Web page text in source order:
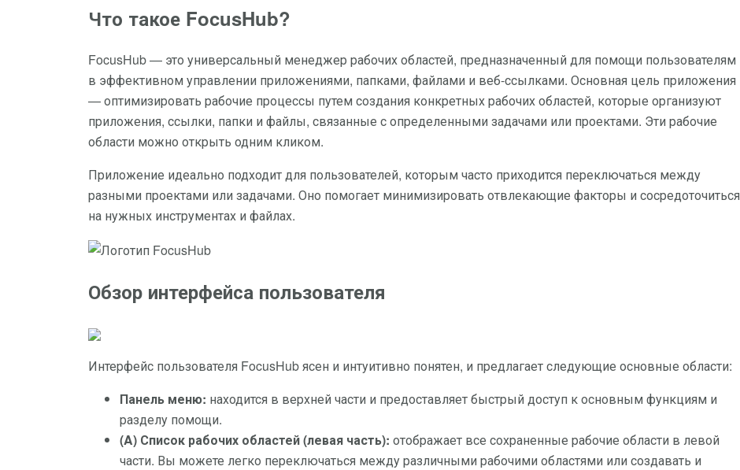
Что такое FocusHub?
FocusHub — это универсальный менеджер рабочих областей, предназначенный для помощи пользователям
в эффективном управлении приложениями, папками, файлами и веб-ссылками. Основная цель приложения
— оптимизировать рабочие процессы путем создания конкретных рабочих областей, которые организуют
приложения, ссылки, папки и файлы, связанные с определенными задачами или проектами. Эти рабочие
области можно открыть одним кликом.
Приложение идеально подходит для пользователей, которым часто приходится переключаться между
разными проектами или задачами. Оно помогает минимизировать отвлекающие факторы и сосредоточиться
на нужных инструментах и файлах.
Обзор интерфейса пользователя
Интерфейс пользователя FocusHub ясен и интуитивно понятен, и предлагает следующие основные области:
Панель меню: находится в верхней части и предоставляет быстрый доступ к основным функциям и
разделу помощи.
(A) Список рабочих областей (левая часть): отображает все сохраненные рабочие области в левой
части. Вы можете легко переключаться между различными рабочими областями или создавать и